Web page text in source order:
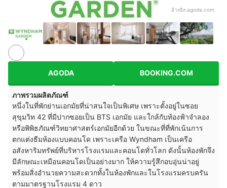
อ้างอิง:agoda.com
AGODA BOOKING.COM
ภาพรวมผลิตภัณฑ์
หนึ่งในที่พักย่านเอกมัยที่น่าสนใจเป็นพิเศษ เพราะตั้งอยู่ในซอย
สุขุมวิท 42 ที่มีปากซอยเป็น BTS เอกมัย และใกล้กับท้องฟ้าจำลอง
หรือพิพิธภัณฑ์วิทยาศาสตร์เอกมัยอีกด้วย ในขณะที่ที่พักเน้นการ
ตกแต่งธีมห้องแบบคอนโด เพราะเครือ Wyndham เป็นเครือ
อสังหาริมทรัพย์ที่บริหารโรงแรมและคอนโดทั่วโลก ดังนั้นห้องพักจึง
มีลักษณะเหมือนคอนโดเป็นอย่างมาก ให้ความรู้สึกอบอุ่นน่าอยู่
พร้อมสิ่งอำนวยความสะดวกทั้งในห้องพักและในโรงแรมครบครัน
ตามมาตรฐานโรงแรม 4 ดาว